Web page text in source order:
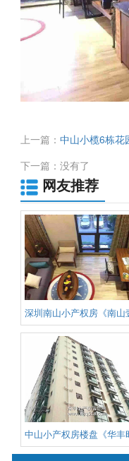
上一篇：中山小榄6栋花
地下停车场 均价5900元
下一篇：没有了
网友推荐